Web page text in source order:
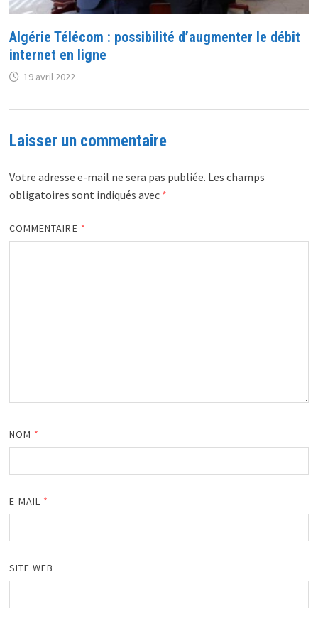
Algérie Télécom : possibilité d’augmenter le débit
internet en ligne
19 avril 2022
Laisser un commentaire
Votre adresse e-mail ne sera pas publiée. Les champs
obligatoires sont indiqués avec *
COMMENTAIRE *
NOM *
E-MAIL *
SITE WEB